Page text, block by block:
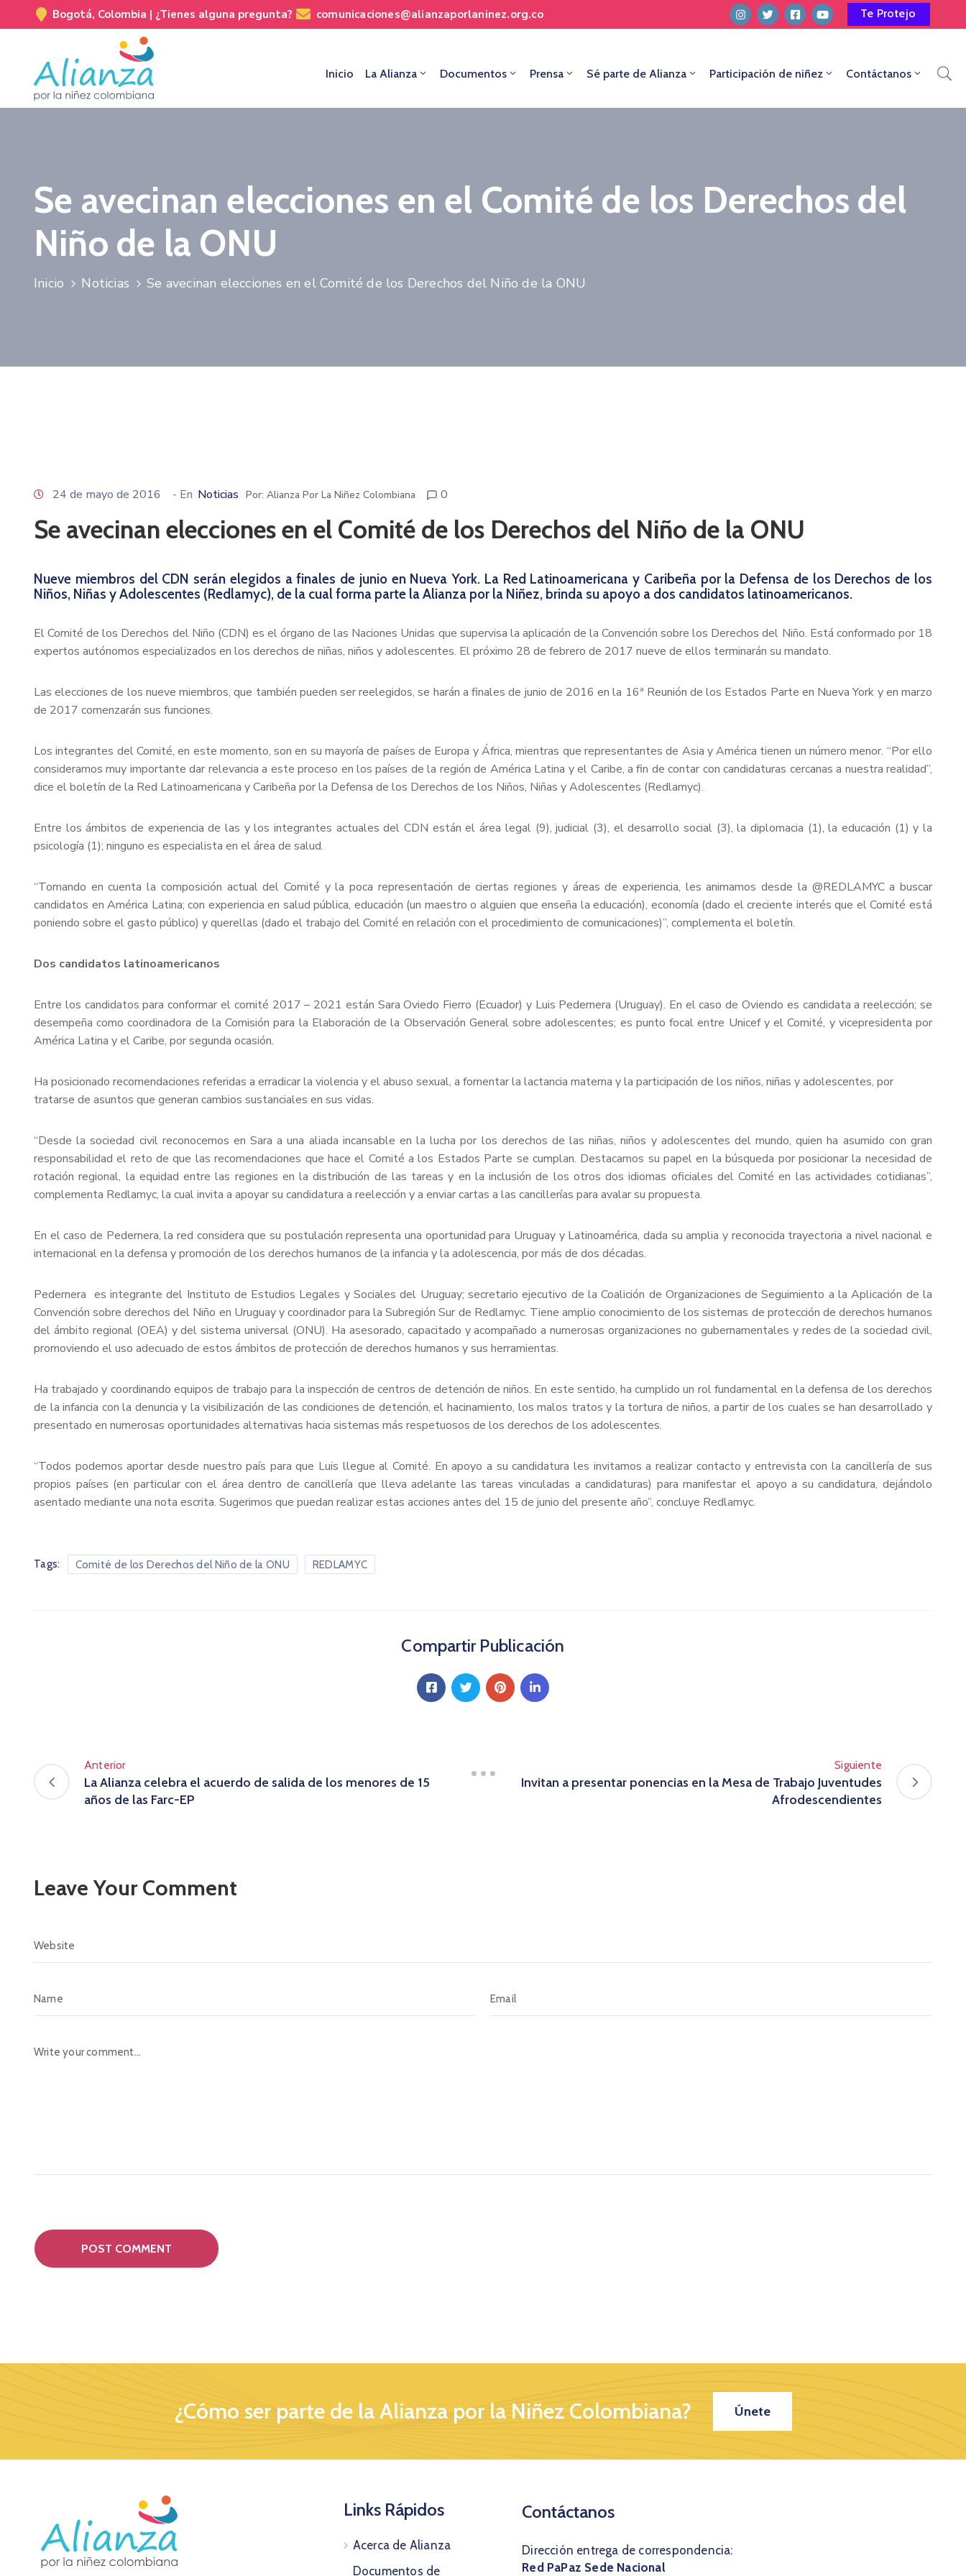
Bogotá, Colombia | ¿Tienes alguna pregunta? comunicaciones@alianzaporlaninez.org.co Te Protejo
Inicio La Alianza Documentos Prensa Sé parte de Alianza Participación de niñez Contáctanos
Se avecinan elecciones en el Comité de los Derechos del
Niño de la ONU
Inicio Noticias Se avecinan elecciones en el Comité de los Derechos del Niño de la ONU
24 de mayo de 2016 - En Noticias Por: Alianza Por La Niñez Colombiana 0
Se avecinan elecciones en el Comité de los Derechos del Niño de la ONU
Nueve miembros del CDN serán elegidos a finales de junio en Nueva York. La Red Latinoamericana y Caribeña por la Defensa de los Derechos de los
Niños, Niñas y Adolescentes (Redlamyc), de la cual forma parte la Alianza por la Niñez, brinda su apoyo a dos candidatos latinoamericanos.
El Comité de los Derechos del Niño (CDN) es el órgano de las Naciones Unidas que supervisa la aplicación de la Convención sobre los Derechos del Niño. Está conformado por 18
expertos autónomos especializados en los derechos de niñas, niños y adolescentes. El próximo 28 de febrero de 2017 nueve de ellos terminarán su mandato.
Las elecciones de los nueve miembros, que también pueden ser reelegidos, se harán a finales de junio de 2016 en la 16ª Reunión de los Estados Parte en Nueva York y en marzo
de 2017 comenzarán sus funciones.
Los integrantes del Comité, en este momento, son en su mayoría de países de Europa y África, mientras que representantes de Asia y América tienen un número menor. “Por ello
consideramos muy importante dar relevancia a este proceso en los países de la región de América Latina y el Caribe, a fin de contar con candidaturas cercanas a nuestra realidad”,
dice el boletín de la Red Latinoamericana y Caribeña por la Defensa de los Derechos de los Niños, Niñas y Adolescentes (Redlamyc).
Entre los ámbitos de experiencia de las y los integrantes actuales del CDN están el área legal (9), judicial (3), el desarrollo social (3), la diplomacia (1), la educación (1) y la
psicología (1); ninguno es especialista en el área de salud.
“Tomando en cuenta la composición actual del Comité y la poca representación de ciertas regiones y áreas de experiencia, les animamos desde la @REDLAMYC a buscar
candidatos en América Latina; con experiencia en salud pública, educación (un maestro o alguien que enseña la educación), economía (dado el creciente interés que el Comité está
poniendo sobre el gasto público) y querellas (dado el trabajo del Comité en relación con el procedimiento de comunicaciones)”, complementa el boletín.
Dos candidatos latinoamericanos
Entre los candidatos para conformar el comité 2017 – 2021 están Sara Oviedo Fierro (Ecuador) y Luis Pedernera (Uruguay). En el caso de Oviendo es candidata a reelección; se
desempeña como coordinadora de la Comisión para la Elaboración de la Observación General sobre adolescentes; es punto focal entre Unicef y el Comité, y vicepresidenta por
América Latina y el Caribe, por segunda ocasión.
Ha posicionado recomendaciones referidas a erradicar la violencia y el abuso sexual, a fomentar la lactancia materna y la participación de los niños, niñas y adolescentes, por
tratarse de asuntos que generan cambios sustanciales en sus vidas.
“Desde la sociedad civil reconocemos en Sara a una aliada incansable en la lucha por los derechos de las niñas, niños y adolescentes del mundo, quien ha asumido con gran
responsabilidad el reto de que las recomendaciones que hace el Comité a los Estados Parte se cumplan. Destacamos su papel en la búsqueda por posicionar la necesidad de
rotación regional, la equidad entre las regiones en la distribución de las tareas y en la inclusión de los otros dos idiomas oficiales del Comité en las actividades cotidianas”,
complementa Redlamyc, la cual invita a apoyar su candidatura a reelección y a enviar cartas a las cancillerías para avalar su propuesta.
En el caso de Pedernera, la red considera que su postulación representa una oportunidad para Uruguay y Latinoamérica, dada su amplia y reconocida trayectoria a nivel nacional e
internacional en la defensa y promoción de los derechos humanos de la infancia y la adolescencia, por más de dos décadas.
Pedernera es integrante del Instituto de Estudios Legales y Sociales del Uruguay; secretario ejecutivo de la Coalición de Organizaciones de Seguimiento a la Aplicación de la
Convención sobre derechos del Niño en Uruguay y coordinador para la Subregión Sur de Redlamyc. Tiene amplio conocimiento de los sistemas de protección de derechos humanos
del ámbito regional (OEA) y del sistema universal (ONU). Ha asesorado, capacitado y acompañado a numerosas organizaciones no gubernamentales y redes de la sociedad civil,
promoviendo el uso adecuado de estos ámbitos de protección de derechos humanos y sus herramientas.
Ha trabajado y coordinando equipos de trabajo para la inspección de centros de detención de niños. En este sentido, ha cumplido un rol fundamental en la defensa de los derechos
de la infancia con la denuncia y la visibilización de las condiciones de detención, el hacinamiento, los malos tratos y la tortura de niños, a partir de los cuales se han desarrollado y
presentado en numerosas oportunidades alternativas hacia sistemas más respetuosos de los derechos de los adolescentes.
“Todos podemos aportar desde nuestro país para que Luis llegue al Comité. En apoyo a su candidatura les invitamos a realizar contacto y entrevista con la cancillería de sus
propios países (en particular con el área dentro de cancillería que lleva adelante las tareas vinculadas a candidaturas) para manifestar el apoyo a su candidatura, dejándolo
asentado mediante una nota escrita. Sugerimos que puedan realizar estas acciones antes del 15 de junio del presente año”, concluye Redlamyc.
Tags: Comité de los Derechos del Niño de la ONU REDLAMYC
Compartir Publicación
Anterior
La Alianza celebra el acuerdo de salida de los menores de 15
años de las Farc-EP
Siguiente
Invitan a presentar ponencias en la Mesa de Trabajo Juventudes
Afrodescendientes
Leave Your Comment
¿Cómo ser parte de la Alianza por la Niñez Colombiana? Únete
Links Rápidos
Acerca de Alianza
Documentos de
Contáctanos
Dirección entrega de correspondencia:
Red PaPaz Sede Nacional